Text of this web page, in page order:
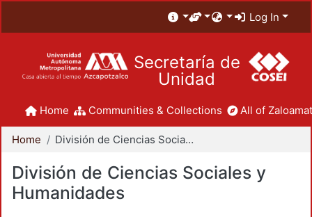
Log In
Secretaría de
Unidad
Home Communities & Collections All of
Home División de Ciencias Sociales y Humanidades
División de Ciencias Sociales y
Humanidades